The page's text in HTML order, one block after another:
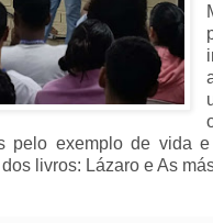
pelo exemplo de vida e
livros: Lázaro e As